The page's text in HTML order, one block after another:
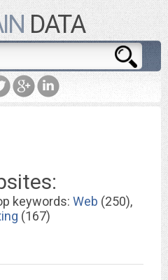
DATA
keywords: Web (250),
(167)